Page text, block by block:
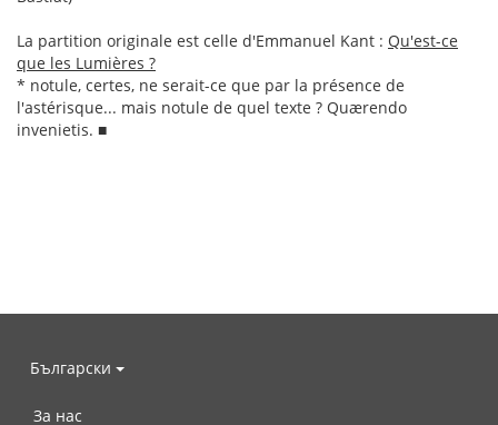
La partition originale est celle d'Emmanuel Kant : Qu'est-ce
que les Lumières ?
* notule, certes, ne serait-ce que par la présence de
l'astérisque... mais notule de quel texte ? Quærendo
invenietis. ■
Български
За нас